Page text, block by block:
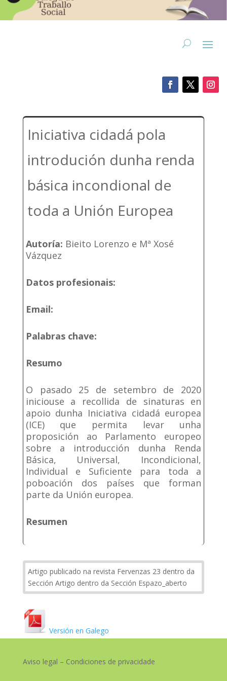
Iniciativa cidadá pola
introdución dunha renda
básica incondional de
toda a Unión Europea
Autoría: Bieito Lorenzo e Mª Xosé
Vázquez
Datos profesionais:
Email:
Palabras chave:
Resumo
O pasado 25 de setembro de 2020
iniciouse a recollida de sinaturas en
apoio dunha Iniciativa cidadá europea
(ICE) que permita levar unha
proposición ao Parlamento europeo
sobre a introducción dunha Renda
Básica, Universal, Incondicional,
Individual e Suficiente para toda a
poboación dos países que forman
parte da Unión europea.
Resumen
Artigo publicado na revista Fervenzas 23 dentro da
Sección Artigo dentro da Sección Espazo_aberto
Versión en Galego
Aviso legal – Condiciones de privacidade